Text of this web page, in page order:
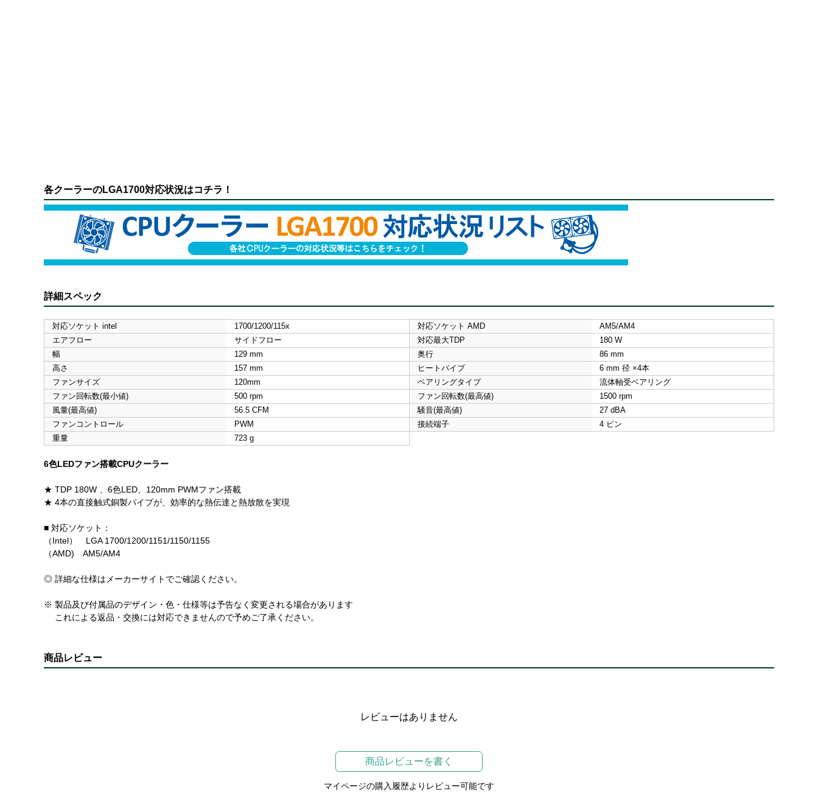
各クーラーのLGA1700対応状況はコチラ！
詳細スペック
対応ソケット intel 1700/1200/115x 対応ソケット AMD
AM5/AM4
エアフロー
サイドフロー 対応最大TDP
180 W
幅
129 mm 奥行
86 mm
高さ
157 mm ヒートパイプ
6 mm 径 ×4本
ファンサイズ
120mm ベアリングタイプ
流体軸受ベアリング
ファン回転数(最小値)
500 rpm ファン回転数(最高値)
1500 rpm
風量(最高値)
56.5 CFM 騒音(最高値)
27 dBA
ファンコントロール
PWM 接続端子
4 ピン
重量
723 g
6色LEDファン搭載CPUクーラー
★ TDP 180W 、6色LED、120mm PWMファン搭載
★ 4本の直接触式銅製パイプが、効率的な熱伝達と熱放散を実現
■ 対応ソケット：
（Intel） LGA 1700/1200/1151/1150/1155
（AMD) AM5/AM4
◎ 詳細な仕様はメーカーサイトでご確認ください。
※ 製品及び付属品のデザイン・色・仕様等は予告なく変更される場合があります
これによる返品・交換には対応できませんので予めご了承ください。
商品レビュー
レビューはありません
商品レビューを書く
マイページの購入履歴よりレビュー可能です